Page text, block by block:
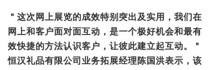
＂这次网上展览的成效特别突出及实用，我们在
网上和客户面对面互动，是一个极好机会和最有
效快捷的方法认识客户，让彼此建立起互动。＂
恒汉礼品有限公司业务拓展经理陈国洪表示，该